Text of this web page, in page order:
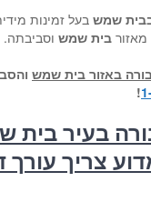
שמשבעל זמינות
מאזור בית שמש וסביבתה.
באזור בית שמש
!
בעיר בית
צריך עורך